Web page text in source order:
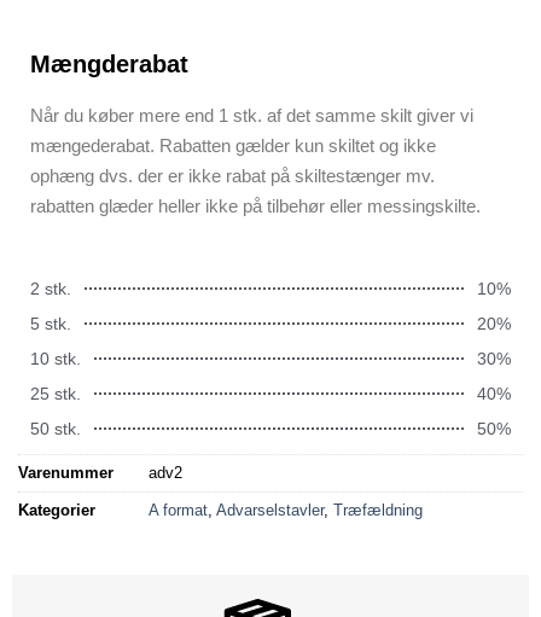
Mængderabat
Når du køber mere end 1 stk. af det samme skilt giver vi
mængederabat. Rabatten gælder kun skiltet og ikke
ophæng dvs. der er ikke rabat på skiltestænger mv.
rabatten glæder heller ikke på tilbehør eller messingskilte.
2 stk.
10%
5 stk.
20%
10 stk.
30%
25 stk.
40%
50 stk.
50%
Varenummer adv2
Kategorier A format, Advarselstavler, Træfældning